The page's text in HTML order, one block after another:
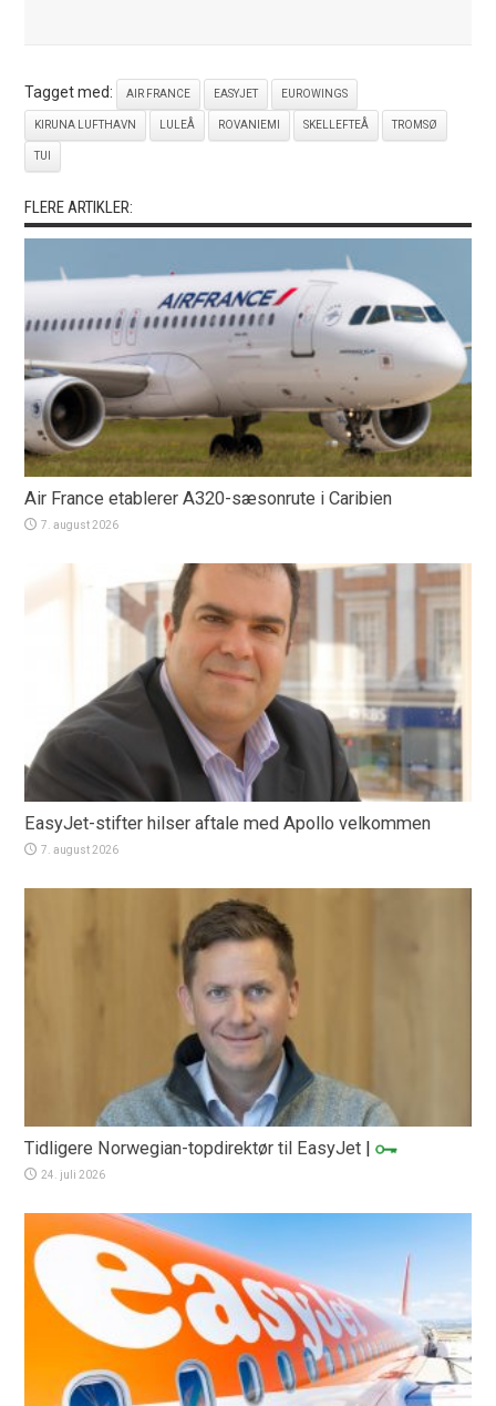
Tagget med: AIR FRANCE EASYJET EUROWINGS
KIRUNA LUFTHAVN LULEÅ ROVANIEMI SKELLEFTEÅ TROMSØ
TUI
FLERE ARTIKLER:
Air France etablerer A320-sæsonrute i Caribien
7. august 2026
EasyJet-stifter hilser aftale med Apollo velkommen
7. august 2026
Tidligere Norwegian-topdirektør til EasyJet |
24. juli 2026